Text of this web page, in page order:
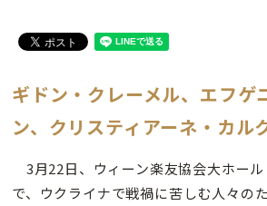
ギドン・クレーメル、エフゲ
ン、クリスティアーネ・カル
3月22日、ウィーン楽友協会大ホール
で、ウクライナで戦禍に苦しむ人々の